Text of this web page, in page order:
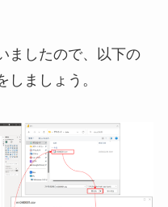
ましたので、以下の
しましょう。